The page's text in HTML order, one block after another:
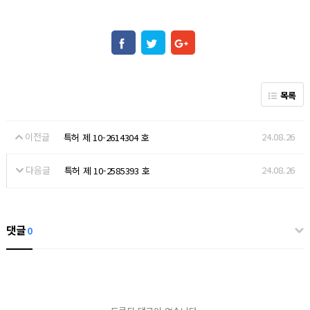
목록
이전글 특허 제 10-2614304 호 24.08.26
다음글 특허 제 10-2585393 호 24.08.26
댓글0